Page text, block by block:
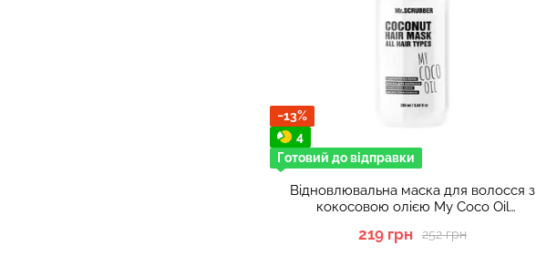
−13%
4
Готовий до відправки
Відновлювальна маска для волосся з
кокосовою олією My Coco Oil
252 грн
219 грн